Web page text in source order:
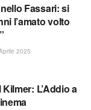
Fassari: si
l’amato volto
2025
L’Addio a